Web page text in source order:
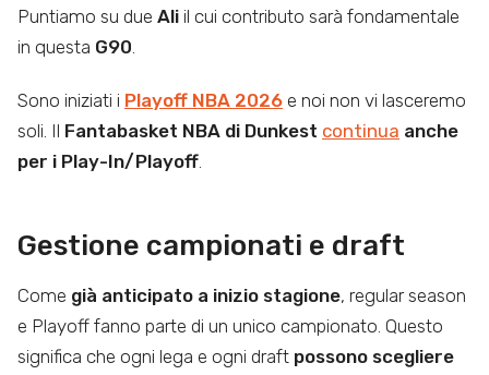
Puntiamo su due Ali il cui contributo sarà fondamentale
in questa G90.
Sono iniziati i Playoff NBA 2026 e noi non vi lasceremo
soli. Il Fantabasket NBA di Dunkest continua anche
per i Play-In/Playoff.
Gestione campionati e draft
Come già anticipato a inizio stagione, regular season
e Playoff fanno parte di un unico campionato. Questo
significa che ogni lega e ogni draft possono scegliere